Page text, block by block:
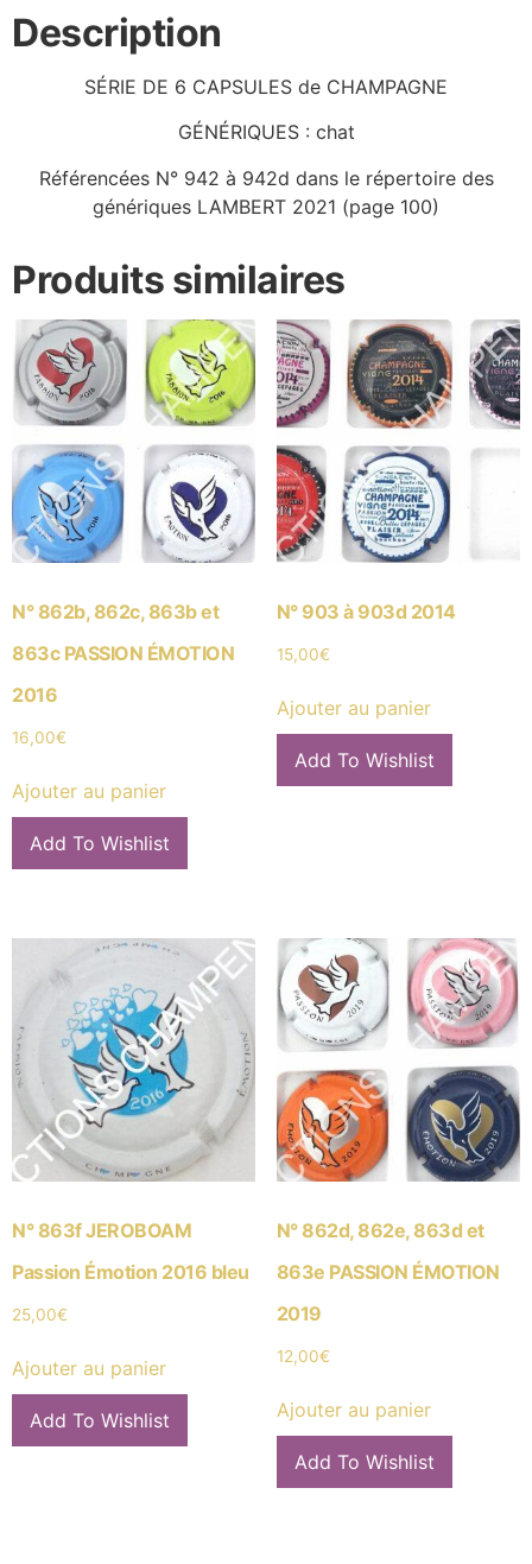
Description
SÉRIE DE 6 CAPSULES de CHAMPAGNE
GÉNÉRIQUES : chat
Référencées N° 942 à 942d dans le répertoire des
génériques LAMBERT 2021 (page 100)
Produits similaires
N° 862b, 862c, 863b et
863c PASSION ÉMOTION
2016
16,00€
Ajouter au panier
Add To Wishlist
N° 903 à 903d 2014
15,00€
Ajouter au panier
Add To Wishlist
N° 863f JEROBOAM
Passion Émotion 2016 bleu
25,00€
Ajouter au panier
Add To Wishlist
N° 862d, 862e, 863d et
863e PASSION ÉMOTION
2019
12,00€
Ajouter au panier
Add To Wishlist